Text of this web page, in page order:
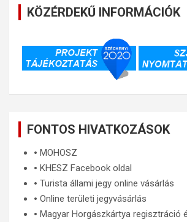
KÖZÉRDEKŰ INFORMÁCIÓK
FONTOS HIVATKOZÁSOK
🞄 MOHOSZ
🞄 KHESZ Facebook oldal
🞄 Turista állami jegy online vásárlás
🞄 Online területi jegyvásárlás
🞄 Magyar Horgászkártya regisztráció